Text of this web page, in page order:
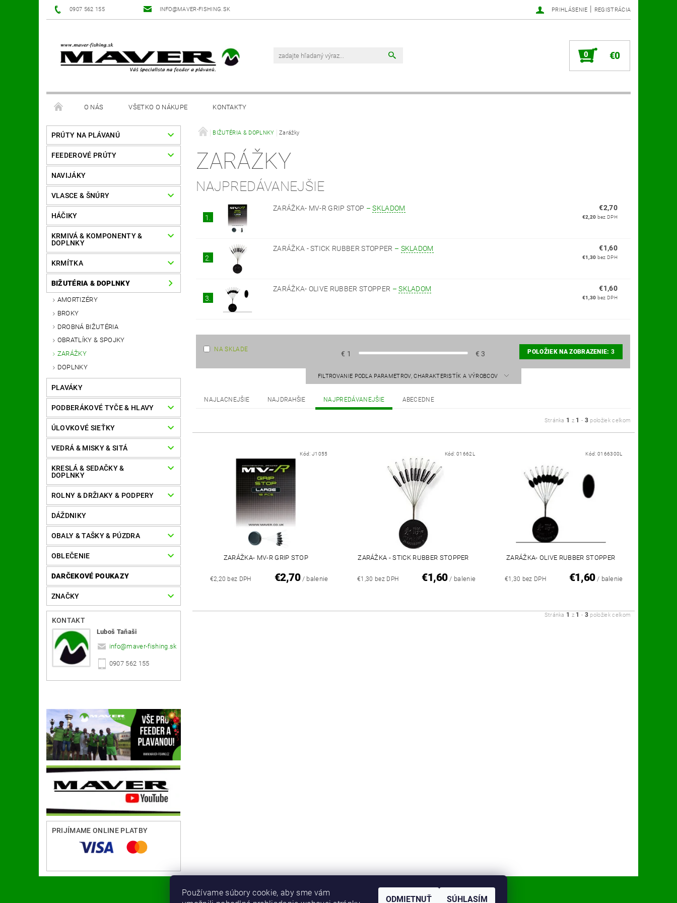
0907 562 155 INFO@MAVER-FISHING.SK PRIHLÁSENIE | REGISTRÁCIA
0 €0
O NÁS VŠETKO O NÁKUPE KONTAKTY
PRÚTY NA PLÁVANÚ
FEEDEROVÉ PRÚTY
NAVIJÁKY
VLASCE & ŠNÚRY
HÁČIKY
KRMIVÁ & KOMPONENTY &
DOPLNKY
KRMÍTKA
BIŽUTÉRIA & DOPLNKY
AMORTIZÉRY
BROKY
DROBNÁ BIŽUTÉRIA
OBRATLÍKY & SPOJKY
ZARÁŽKY
DOPLNKY
PLAVÁKY
PODBERÁKOVÉ TYČE & HLAVY
ÚLOVKOVÉ SIEŤKY
VEDRÁ & MISKY & SITÁ
KRESLÁ & SEDAČKY &
DOPLNKY
ROLNY & DRŽIAKY & PODPERY
DÁŽDNIKY
OBALY & TAŠKY & PÚZDRA
OBLEČENIE
DARČEKOVÉ POUKAZY
ZNAČKY
KONTAKT
Luboš Taňaši
info@maver-fishing.sk
0907 562 155
PRIJÍMAME ONLINE PLATBY
BIŽUTÉRIA & DOPLNKY Zarážky
ZARÁŽKY
NAJPREDÁVANEJŠIE
1.
ZARÁŽKA- MV-R GRIP STOP –SKLADOM €2,70
€2,20 bez DPH
2.
ZARÁŽKA - STICK RUBBER STOPPER – SKLADOM €1,60
€1,30 bez DPH
3.
ZARÁŽKA- OLIVE RUBBER STOPPER –SKLADOM €1,60
€1,30 bez DPH
NA SKLADE
€ 1 €3 POLOŽIEK NA ZOBRAZENIE:3
FILTROVANIE PODĽA PARAMETROV, CHARAKTERISTÍK A VÝROBCOV
NAJLACNEJŠIE NAJDRAHŠIE NAJPREDÁVANEJŠIE ABECEDNE
Stránka 1 z 1 - 3 položiek celkom
Kód: J1055
ZARÁŽKA- MV-R GRIP STOP
€2,20 bez DPH €2,70 / balenie
Kód:01662L
ZARÁŽKA - STICK RUBBER STOPPER
€1,30 bez DPH €1,60 / balenie
Kód:0166300L
ZARÁŽKA- OLIVE RUBBER STOPPER
€1,30 bez DPH €1,60 / balenie
Stránka 1 z 1 - 3 položiek celkom
Používame súbory cookie, aby sme vám
ODMIETNUŤ SÚHLASÍM